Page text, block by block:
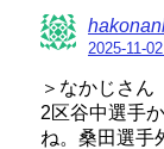
2025-11-
＞なかじさん
2区谷中選手
ね。桑田選手